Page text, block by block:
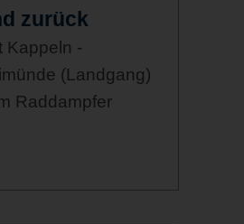
zurück
Kappeln -
(Landgang)
Raddampfer